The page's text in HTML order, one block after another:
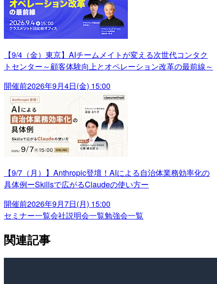
【9/4（金）東京】AIチームメイトが変える次世代コンタク
トセンター～顧客体験向上とオペレーション改革の最前線～
開催前2026年9月4日(金) 15:00
【9/7（月）】Anthropic登壇！AIによる自治体業務効率化の
具体例ーSkillsで広がるClaudeの使い方ー
開催前2026年9月7日(月) 15:00
セミナー一覧会社説明会一覧勉強会一覧
関連記事